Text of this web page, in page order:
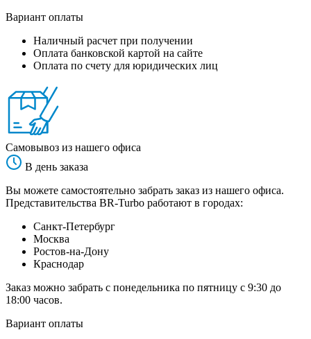
Вариант оплаты
Наличный расчет при получении
Оплата банковской картой на сайте
Оплата по счету для юридических лиц
Самовывоз из нашего офиса
В день заказа
Вы можете самостоятельно забрать заказ из нашего офиса.
Представительства BR-Turbo работают в городах:
Санкт-Петербург
Москва
Ростов-на-Дону
Краснодар
Заказ можно забрать с понедельника по пятницу с 9:30 до
18:00 часов.
Вариант оплаты